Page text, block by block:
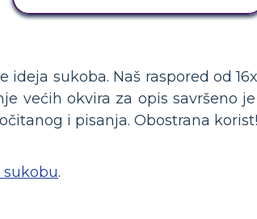
sukoba. Naš raspored od
većih okvira za opis savršeno
i pisanja. Obostrana korist!
.